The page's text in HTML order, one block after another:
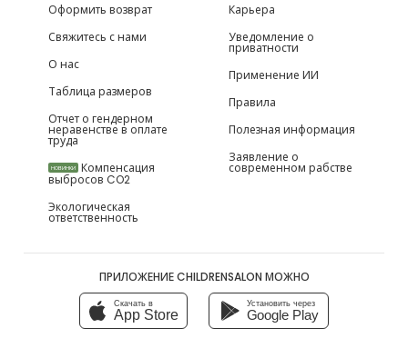
Оформить возврат
Свяжитесь с нами
О нас
Таблица размеров
Отчет о гендерном
неравенстве в оплате
труда
НОВИНКИ Компенсация
выбросов CO2
Экологическая
ответственность
Карьера
Уведомление о
приватности
Применение ИИ
Правила
Полезная информация
Заявление о
современном рабстве
ПРИЛОЖЕНИЕ CHILDRENSALON МОЖНО
Скачать в
App Store
Установить через
Google Play